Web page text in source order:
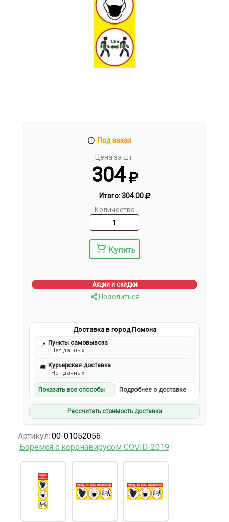
Под заказ
Цена за шт.
304
Итого:304.00
Количество
Купить
Акции и скидки
Поделиться
Доставка в город Помона
📍 Пункты самовывоза
Нет данных
🚚 Курьерская доставка
Нет данных
Показать все способы Подробнее о доставке
Рассчитать стоимость доставки
Артикул: 00-01052056
Боремся с коронавирусом COVID-2019